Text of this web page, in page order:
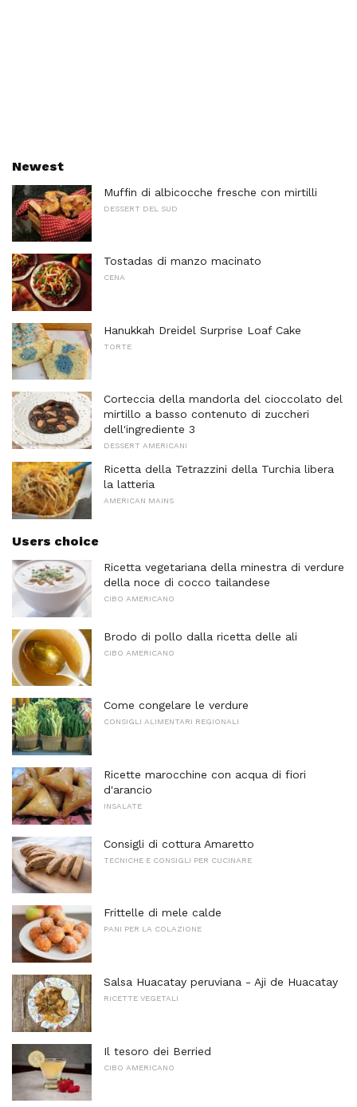
Newest
Muffin di albicocche fresche con mirtilli
DESSERT DEL SUD
Tostadas di manzo macinato
CENA
Hanukkah Dreidel Surprise Loaf Cake
TORTE
Corteccia della mandorla del cioccolato del
mirtillo a basso contenuto di zuccheri
dell'ingrediente 3
DESSERT AMERICANI
Ricetta della Tetrazzini della Turchia libera
la latteria
AMERICAN MAINS
Users choice
Ricetta vegetariana della minestra di verdure
della noce di cocco tailandese
CIBO AMERICANO
Brodo di pollo dalla ricetta delle ali
CIBO AMERICANO
Come congelare le verdure
CONSIGLI ALIMENTARI REGIONALI
Ricette marocchine con acqua di fiori
d'arancio
INSALATE
Consigli di cottura Amaretto
TECNICHE E CONSIGLI PER CUCINARE
Frittelle di mele calde
PANI PER LA COLAZIONE
Salsa Huacatay peruviana - Aji de Huacatay
RICETTE VEGETALI
Il tesoro dei Berried
CIBO AMERICANO